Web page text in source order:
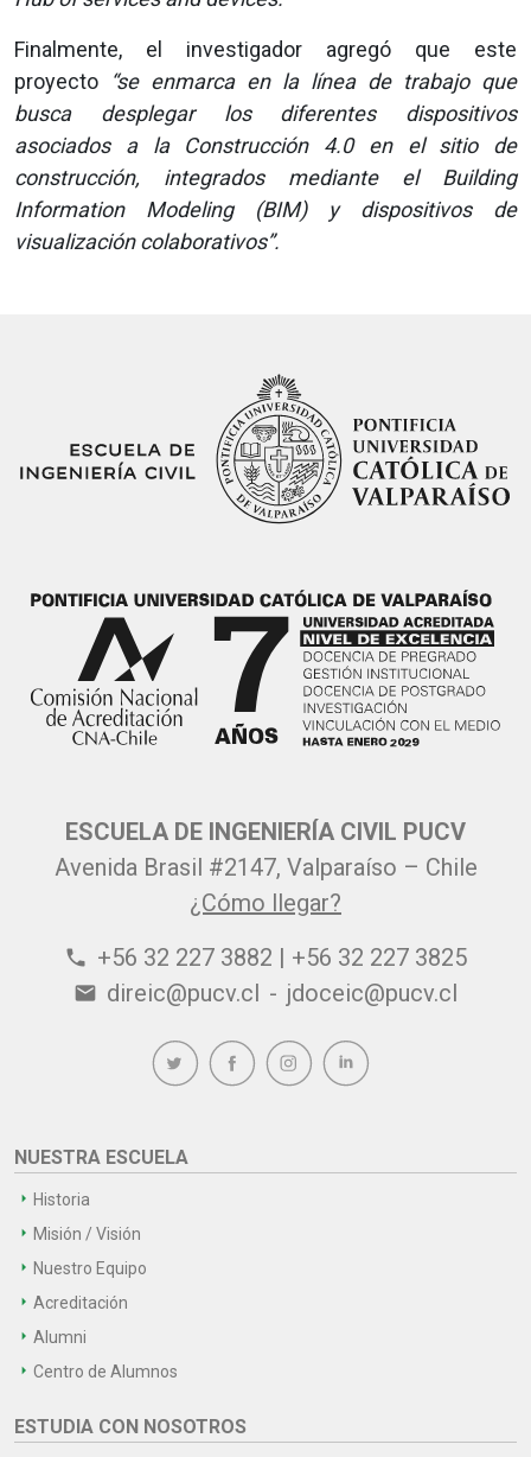
Finalmente, el investigador agregó que este
proyecto
“se enmarca en la línea de trabajo que
busca desplegar los diferentes dispositivos
asociados a la Construcción 4.0 en el sitio de
construcción, integrados mediante el Building
Information Modeling (BIM) y dispositivos de
visualización colaborativos”.
ESCUELA DE INGENIERÍA CIVIL PUCV
Avenida Brasil #2147, Valparaíso – Chile
¿Cómo llegar?
phone +56 32 227 3882 | +56 32 227 3825
email direic@pucv.cl - jdoceic@pucv.cl
NUESTRA ESCUELA
Historia
Misión / Visión
Nuestro Equipo
Acreditación
Alumni
Centro de Alumnos
ESTUDIA CON NOSOTROS